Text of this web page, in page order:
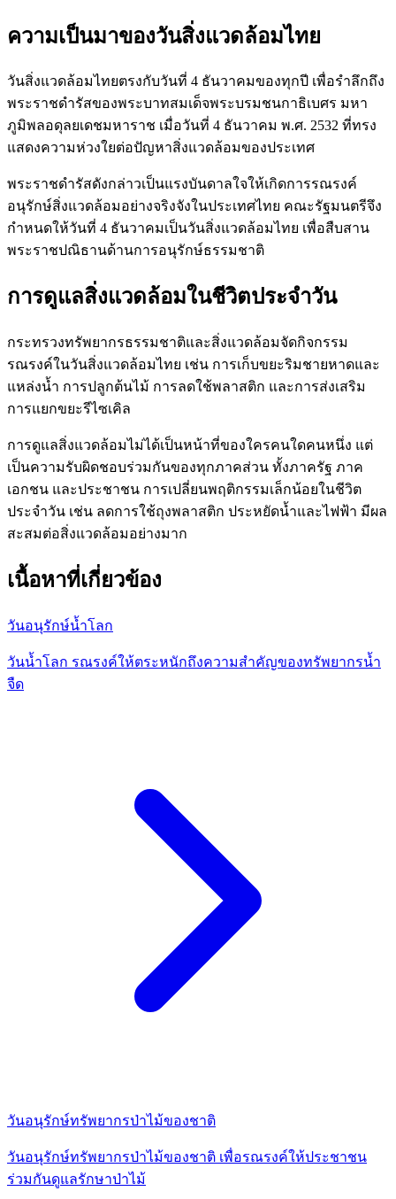
ความเป็นมาของวันสิ่งแวดล้อมไทย
วันสิ่งแวดล้อมไทยตรงกับวันที่ 4 ธันวาคมของทุกปี เพื่อรำลึกถึง
พระราชดำรัสของพระบาทสมเด็จพระบรมชนกาธิเบศร มหา
ภูมิพลอดุลยเดชมหาราช เมื่อวันที่ 4 ธันวาคม พ.ศ. 2532 ที่ทรง
แสดงความห่วงใยต่อปัญหาสิ่งแวดล้อมของประเทศ
พระราชดำรัสดังกล่าวเป็นแรงบันดาลใจให้เกิดการรณรงค์
อนุรักษ์สิ่งแวดล้อมอย่างจริงจังในประเทศไทย คณะรัฐมนตรีจึง
กำหนดให้วันที่ 4 ธันวาคมเป็นวันสิ่งแวดล้อมไทย เพื่อสืบสาน
พระราชปณิธานด้านการอนุรักษ์ธรรมชาติ
การดูแลสิ่งแวดล้อมในชีวิตประจำวัน
กระทรวงทรัพยากรธรรมชาติและสิ่งแวดล้อมจัดกิจกรรม
รณรงค์ในวันสิ่งแวดล้อมไทย เช่น การเก็บขยะริมชายหาดและ
แหล่งน้ำ การปลูกต้นไม้ การลดใช้พลาสติก และการส่งเสริม
การแยกขยะรีไซเคิล
การดูแลสิ่งแวดล้อมไม่ได้เป็นหน้าที่ของใครคนใดคนหนึ่ง แต่
เป็นความรับผิดชอบร่วมกันของทุกภาคส่วน ทั้งภาครัฐ ภาค
เอกชน และประชาชน การเปลี่ยนพฤติกรรมเล็กน้อยในชีวิต
ประจำวัน เช่น ลดการใช้ถุงพลาสติก ประหยัดน้ำและไฟฟ้า มีผล
สะสมต่อสิ่งแวดล้อมอย่างมาก
เนื้อหาที่เกี่ยวข้อง
วันอนุรักษ์น้ำโลก
วันน้ำโลก รณรงค์ให้ตระหนักถึงความสำคัญของทรัพยากรน้ำ
จืด
วันอนุรักษ์ทรัพยากรป่าไม้ของชาติ
วันอนุรักษ์ทรัพยากรป่าไม้ของชาติ เพื่อรณรงค์ให้ประชาชน
ร่วมกันดูแลรักษาป่าไม้